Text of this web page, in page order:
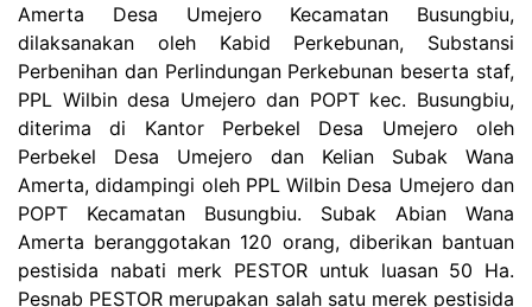
Amerta Desa Umejero Kecamatan Busungbiu,
dilaksanakan oleh Kabid Perkebunan, Substansi
Perbenihan dan Perlindungan Perkebunan beserta staf,
PPL Wilbin desa Umejero dan POPT kec. Busungbiu,
diterima di Kantor Perbekel Desa Umejero oleh
Perbekel Desa Umejero dan Kelian Subak Wana
Amerta, didampingi oleh PPL Wilbin Desa Umejero dan
POPT Kecamatan Busungbiu. Subak Abian Wana
Amerta beranggotakan 120 orang, diberikan bantuan
pestisida nabati merk PESTOR untuk luasan 50 Ha.
Pesnab PESTOR merupakan salah satu merek pestisida